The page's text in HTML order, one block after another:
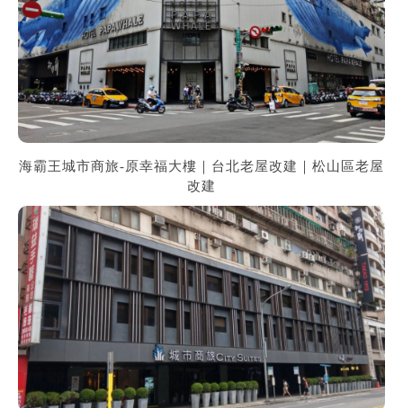
海霸王城市商旅-原幸福大樓｜台北老屋改建｜松山區老屋
改建